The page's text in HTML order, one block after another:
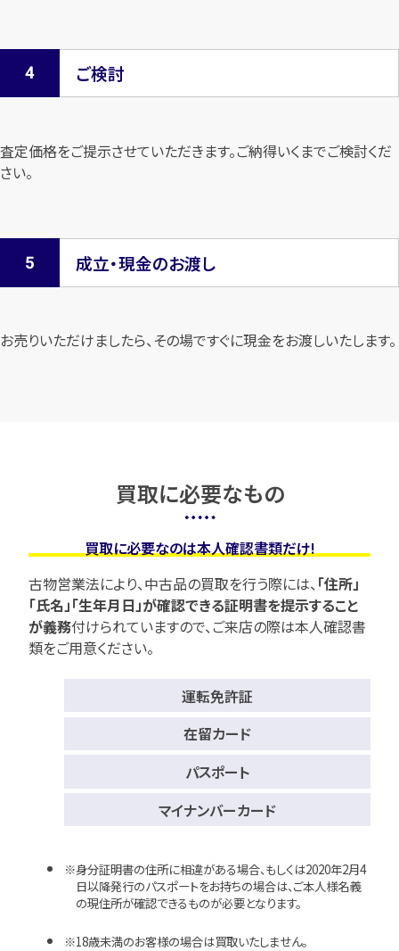
ご検討
査定価格をご提示させていただきます。ご納得いくまでご検討くだ
さい。
成立・現金のお渡し
お売りいただけましたら、その場ですぐに現金をお渡しいたします。
買取に必要なもの
買取に必要なのは本人確認書類だけ!
古物営業法により、中古品の買取を行う際には、 「住所」
「氏名」「生年月日」が確認できる証明書を提示すること
が義務付けられていますので、 ご来店の際は本人確認書
類をご用意ください。
運転免許証
在留カード
パスポート
マイナンバーカード
身分証明書の住所に相違がある場合、もしくは2020年2月4
日以降発行のパスポートをお持ちの場合は、ご本人様名義
の現住所が確認できるものが必要となります。
18歳未満のお客様の場合は買取いたしません。